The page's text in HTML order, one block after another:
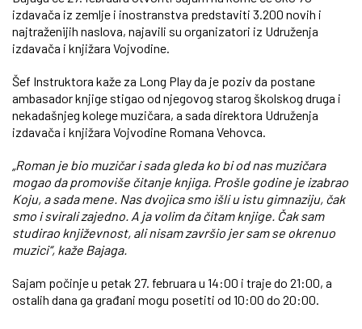
izdavača iz zemlje i inostranstva predstaviti 3.200 novih i
najtraženijih naslova, najavili su organizatori iz Udruženja
izdavača i knjižara Vojvodine.
Šef Instruktora kaže za Long Play da je poziv da postane
ambasador knjige stigao od njegovog starog školskog druga i
nekadašnjeg kolege muzičara, a sada direktora Udruženja
izdavača i knjižara Vojvodine Romana Vehovca.
„Roman je bio muzičar i sada gleda ko bi od nas muzičara
mogao da promoviše čitanje knjiga. Prošle godine je izabrao
Koju, a sada mene. Nas dvojica smo išli u istu gimnaziju, čak
smo i svirali zajedno. A ja volim da čitam knjige. Čak sam
studirao književnost, ali nisam završio jer sam se okrenuo
muzici“, kaže Bajaga.
Sajam počinje u petak 27. februara u 14:00 i traje do 21:00, a
ostalih dana ga građani mogu posetiti od 10:00 do 20:00.